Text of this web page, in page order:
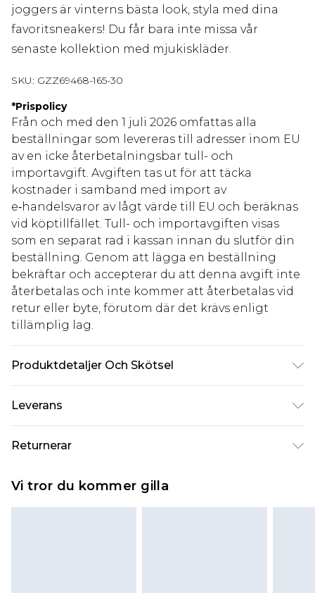
joggers är vinterns bästa look, styla med dina
favoritsneakers! Du får bara inte missa vår
senaste kollektion med mjukiskläder.
SKU: GZZ69468-165-30
*Prispolicy
Från och med den 1 juli 2026 omfattas alla
beställningar som levereras till adresser inom EU
av en icke återbetalningsbar tull- och
importavgift. Avgiften tas ut för att täcka
kostnader i samband med import av
e‑handelsvaror av lågt värde till EU och beräknas
vid köptillfället. Tull- och importavgiften visas
som en separat rad i kassan innan du slutför din
beställning. Genom att lägga en beställning
bekräftar och accepterar du att denna avgift inte
återbetalas och inte kommer att återbetalas vid
retur eller byte, förutom där det krävs enligt
tillämplig lag.
Produktdetaljer Och Skötsel
Leverans
Standardleverans Sverige
kr80
Expressleverans Sverige
Returnerar
på dig att skicka tillbaka något från den dag du
Vi tror du kommer gilla